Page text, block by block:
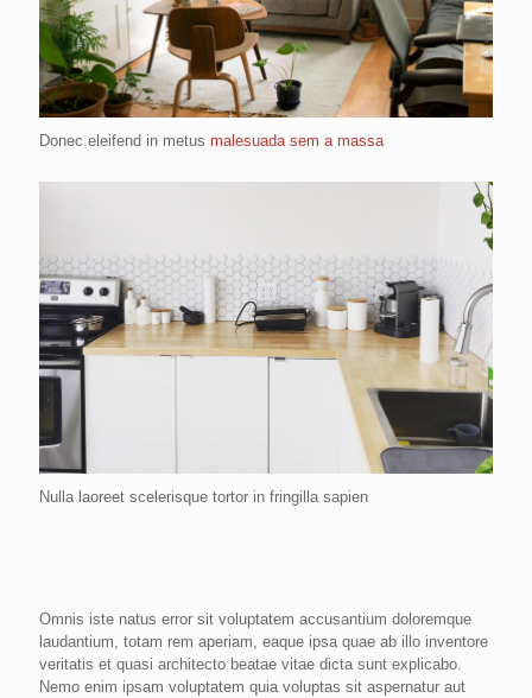
Donec eleifend in metus malesuada sem a massa
Nulla laoreet scelerisque tortor in fringilla sapien
Omnis iste natus error sit voluptatem accusantium doloremque
laudantium, totam rem aperiam, eaque ipsa quae ab illo inventore
veritatis et quasi architecto beatae vitae dicta sunt explicabo.
Nemo enim ipsam voluptatem quia voluptas sit aspernatur aut